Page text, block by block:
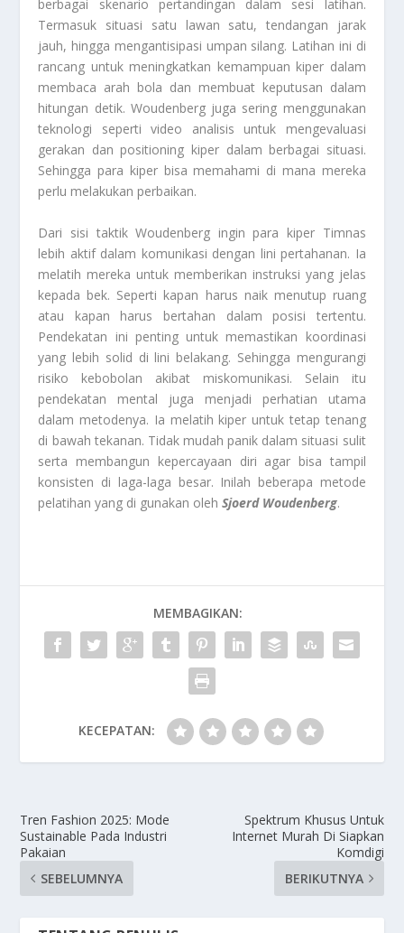
berbagai skenario pertandingan dalam sesi latihan.
Termasuk situasi satu lawan satu, tendangan jarak
jauh, hingga mengantisipasi umpan silang. Latihan ini di
rancang untuk meningkatkan kemampuan kiper dalam
membaca arah bola dan membuat keputusan dalam
hitungan detik. Woudenberg juga sering menggunakan
teknologi seperti video analisis untuk mengevaluasi
gerakan dan positioning kiper dalam berbagai situasi.
Sehingga para kiper bisa memahami di mana mereka
perlu melakukan perbaikan.
Dari sisi taktik Woudenberg ingin para kiper Timnas
lebih aktif dalam komunikasi dengan lini pertahanan. Ia
melatih mereka untuk memberikan instruksi yang jelas
kepada bek. Seperti kapan harus naik menutup ruang
atau kapan harus bertahan dalam posisi tertentu.
Pendekatan ini penting untuk memastikan koordinasi
yang lebih solid di lini belakang. Sehingga mengurangi
risiko kebobolan akibat miskomunikasi. Selain itu
pendekatan mental juga menjadi perhatian utama
dalam metodenya. Ia melatih kiper untuk tetap tenang
di bawah tekanan. Tidak mudah panik dalam situasi sulit
serta membangun kepercayaan diri agar bisa tampil
konsisten di laga-laga besar. Inilah beberapa metode
pelatihan yang di gunakan olehSjoerd Woudenberg.
MEMBAGIKAN:
KECEPATAN:
Tren Fashion 2025: Mode
Sustainable Pada Industri
Pakaian
SEBELUMNYA
Spektrum Khusus Untuk
Internet Murah Di Siapkan
Komdigi
BERIKUTNYA